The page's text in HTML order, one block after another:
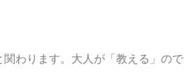
わります。大人が「教える」ので